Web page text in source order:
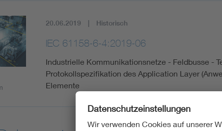
20.06.2019 Historisch
IEC 61158-6-4:2019-06
Industrielle Kommunikationsnetze - Feldbusse -
Protokollspezifikation des Application Layer
Elemente